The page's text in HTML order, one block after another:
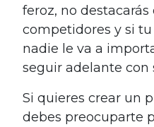
feroz, no
competidores y si
nadie le va a
seguir adelante con
Si quieres crear un
debes preocuparte